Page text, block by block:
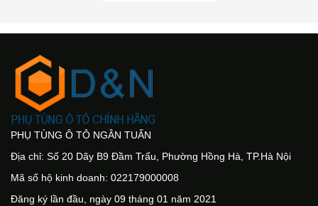
PHỤ TÙNG Ô TÔ NGÂN TUẤN
Địa chỉ: Số 20 Dãy B9 Đầm Trấu, Phường Hồng Hà, TP.Hà Nội
Mã số hộ kinh doanh: 022179000008
Đăng ký lần đầu, ngày 09 tháng 01 năm 2021